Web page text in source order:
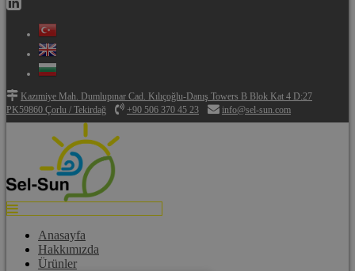
Kazımiye Mah. Dumlupınar Cad. Kılıçoğlu-Danış Towers B Blok Kat 4 D:27
PK59860 Çorlu / Tekirdağ
+90 506 370 45 23 info@sel-sun.com
Anasayfa
Hakkımızda
Ürünler